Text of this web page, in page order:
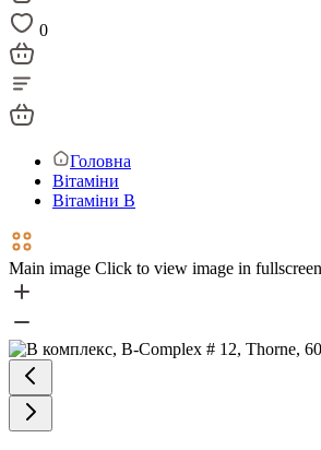
0
Головна
Вітаміни
Вітаміни В
Main image Click to view image in fullscreen